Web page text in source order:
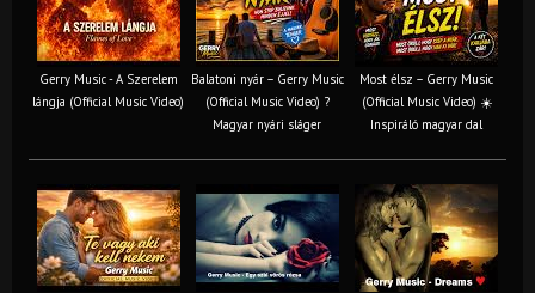
Gerry Music - A Szerelem
lángja (Official Music Video)
Balatoni nyár – Gerry Music
(Official Music Video) ?
Magyar nyári sláger
Most élsz – Gerry Music
(Official Music Video) ☀️
Inspiráló magyar dal